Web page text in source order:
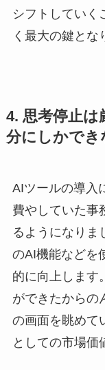
シフトしていく
く最大の鍵とな
4. 思考停止は
分にしかでき
AIツールの導入
費やしていた事
るようになりま
のAI機能などを
的に向上します
ができたからの
の画面を眺めて
としての市場価